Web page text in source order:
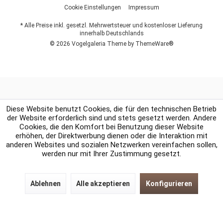
Cookie Einstellungen Impressum
* Alle Preise inkl. gesetzl. Mehrwertsteuer und kostenloser Lieferung
innerhalb Deutschlands
© 2026 Vogelgaleria Theme by ThemeWare®
Diese Website benutzt Cookies, die für den technischen Betrieb
der Website erforderlich sind und stets gesetzt werden. Andere
Cookies, die den Komfort bei Benutzung dieser Website
erhöhen, der Direktwerbung dienen oder die Interaktion mit
anderen Websites und sozialen Netzwerken vereinfachen sollen,
werden nur mit Ihrer Zustimmung gesetzt.
Ablehnen Alle akzeptieren Konfigurieren